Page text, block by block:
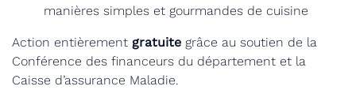
manières simples et gourmandes de cuisine
Action entièrement gratuite grâce au soutien de la
Conférence des financeurs du département et la
Caisse d’assurance Maladie.